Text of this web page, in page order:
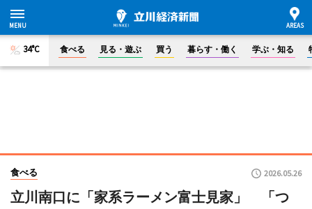
34°C 食べる 見る・遊ぶ 買う 暮らす・働く 学ぶ・知る
食べる 2026.05.26
立川南口に「家系ラーメン富士見家」 「つ